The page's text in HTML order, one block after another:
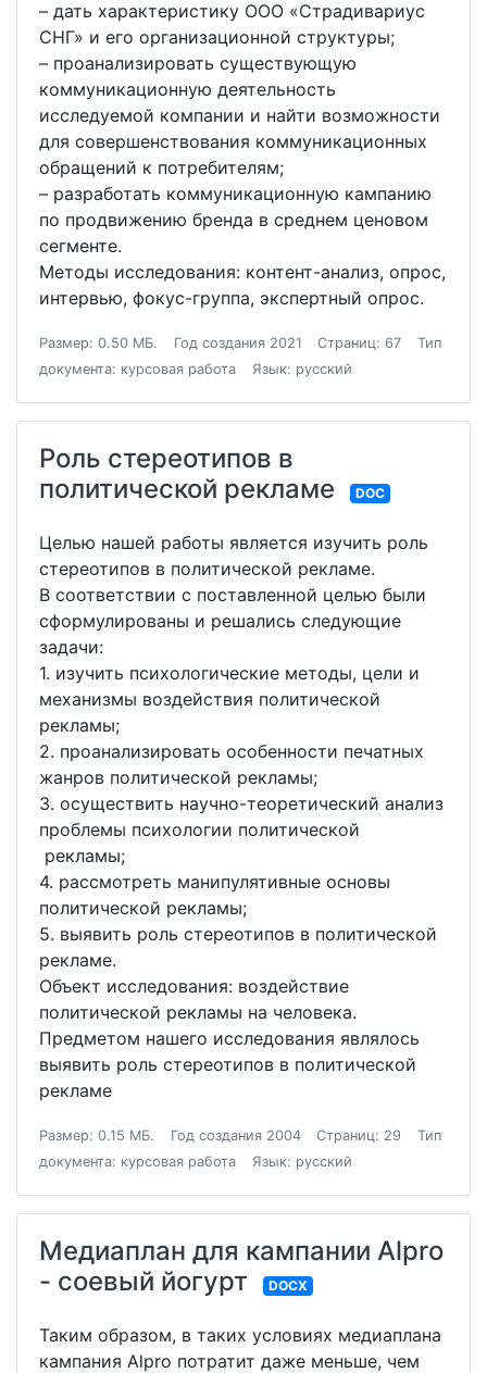
– дать характеристику ООО «Страдивариус
СНГ» и его организационной структуры;
– проанализировать существующую
коммуникационную деятельность
исследуемой компании и найти возможности
для совершенствования коммуникационных
обращений к потребителям;
– разработать коммуникационную кампанию
по продвижению бренда в среднем ценовом
сегменте.
Методы исследования: контент-анализ, опрос,
интервью, фокус-группа, экспертный опрос.
Размер: 0.50 МБ. Год создания 2021 Страниц: 67
Тип
документа: курсовая работа
Язык: русский
Роль стереотипов в
политической рекламе
DOC
Целью нашей работы является изучить роль
стереотипов в политической рекламе.
В соответствии с поставленной целью были
сформулированы и решались следующие
задачи:
1. изучить психологические методы, цели и
механизмы воздействия политической
рекламы;
2. проанализировать особенности печатных
жанров политической рекламы;
3. осуществить научно-теоретический анализ
проблемы психологии политической
рекламы;
4. рассмотреть манипулятивные основы
политической рекламы;
5. выявить роль стереотипов в политической
рекламе.
Объект исследования: воздействие
политической рекламы на человека.
Предметом нашего исследования являлось
выявить роль стереотипов в политической
рекламе
Размер: 0.15 МБ. Год создания 2004 Страниц: 29
Тип
документа: курсовая работа
Язык: русский
Медиаплан для кампании Alpro
- соевый йогурт
DOCX
Таким образом, в таких условиях медиаплана
кампания Alpro потратит даже меньше, чем